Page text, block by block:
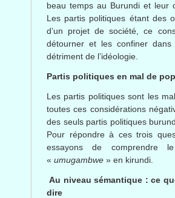
beau temps au Burundi et leur
Les partis politiques étant des
d’un projet de société, ce
détourner et les confiner dans
détriment de l’idéologie.
Partis politiques en mal de
Les partis politiques sont les
toutes ces considérations
des seuls partis politiques
Pour répondre à ces trois
essayons de
« umugambwe » en kirundi.
Au niveau sémantique : ce
dire